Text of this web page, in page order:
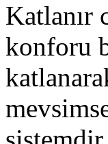
Katlanır
konforu